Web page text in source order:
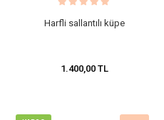
Harfli sallantılı küpe
1.400,00 TL